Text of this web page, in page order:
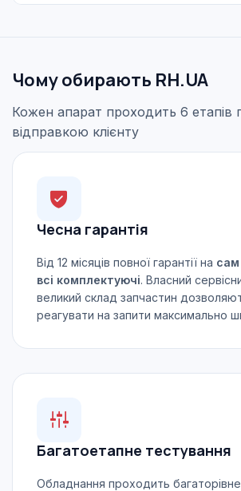
Чому обирають RH.UA
Кожен апарат проходить 6 етапів
відправкою клієнту
Чесна гарантія
Від 12 місяців повної гарантії на сам
всі комплектуючі. Власний
великий склад запчастин
реагувати на запити максимально
Багатоетапне тестування
Обладнання проходить